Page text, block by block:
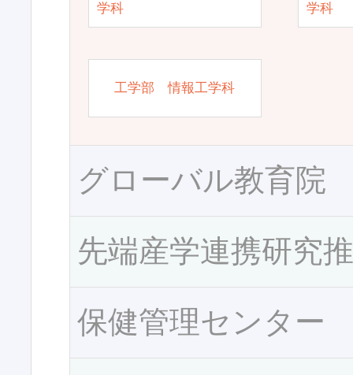
学科
学科
工学部 情報工学科
グローバル教育院
先端産学連携研究
保健管理センター